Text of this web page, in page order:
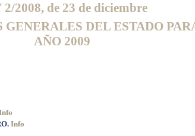
2008, de 23 de diciembre
GENERALES DEL ESTADO
AÑO 2009
Info